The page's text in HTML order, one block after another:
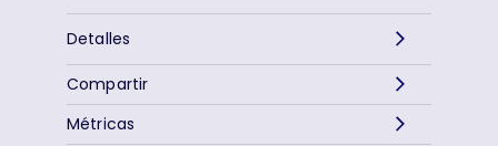
Detalles
Métricas
Compartir